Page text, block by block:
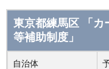
東京都練馬区 「カ
等補助制度」
自治体